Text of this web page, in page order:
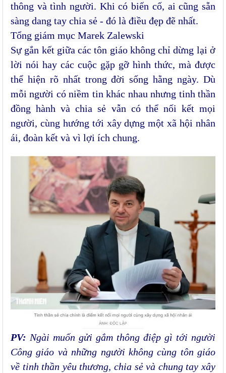
thông và tình người. Khi có biến cố, ai cũng sẵn
sàng dang tay chia sẻ - đó là điều đẹp đẽ nhất.
Tổng giám mục Marek Zalewski
Sự gắn kết giữa các tôn giáo không chỉ dừng lại ở
lời nói hay các cuộc gặp gỡ hình thức, mà được
thể hiện rõ nhất trong đời sống hằng ngày. Dù
mỗi người có niềm tin khác nhau nhưng tinh thần
đồng hành và chia sẻ vẫn có thể nối kết mọi
người, cùng hướng tới xây dựng một xã hội nhân
ái, đoàn kết và vì lợi ích chung.
PV: Ngài muốn gửi gắm thông điệp gì tới người
Công giáo và những người không cùng tôn giáo
về tinh thần yêu thương, chia sẻ và chung tay xây